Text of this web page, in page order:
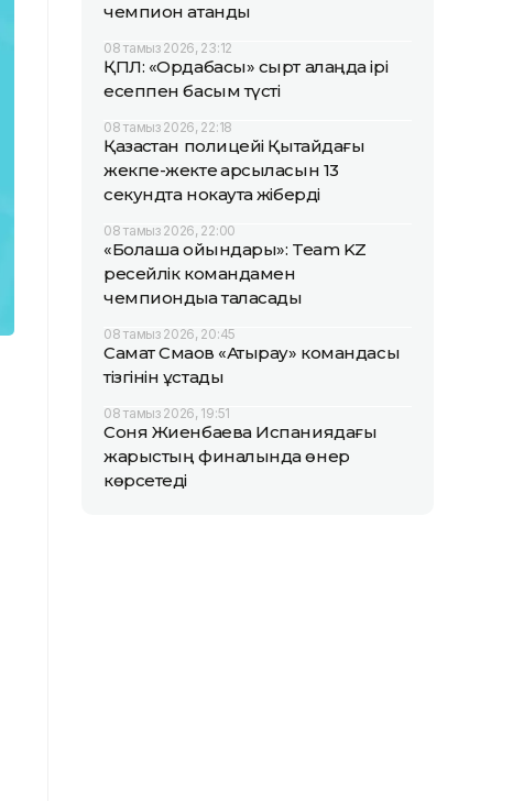
чемпион атанды
08 тамыз 2026, 23:12
ҚПЛ: «Ордабасы» сырт алаңда ірі
есеппен басым түсті
08 тамыз 2026, 22:18
Қазақстан полицейі Қытайдағы
жекпе-жекте қарсыласын 13
секундта нокаутқа жіберді
08 тамыз 2026, 22:00
«Болашақ ойындары»: Team KZ
ресейлік командамен
чемпиондыққа таласады
08 тамыз 2026, 20:45
Самат Смақов «Атырау» командасы
тізгінін ұстады
08 тамыз 2026, 19:51
Соня Жиенбаева Испаниядағы
жарыстың финалында өнер
көрсетеді